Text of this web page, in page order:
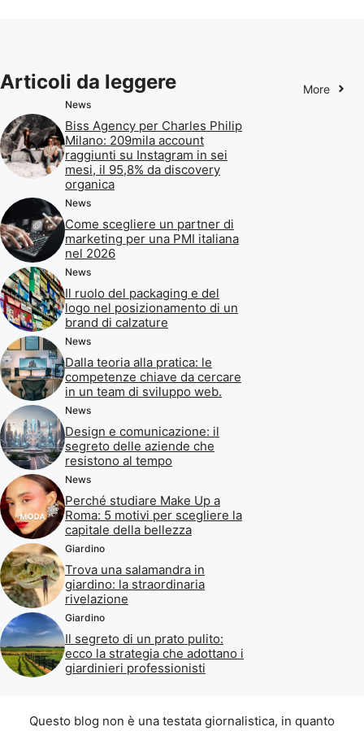
Articoli da leggere More
News
Biss Agency per Charles Philip
Milano: 209mila account
raggiunti su Instagram in sei
mesi, il 95,8% da discovery
organica
News
Come scegliere un partner di
marketing per una PMI italiana
nel 2026
News
Il ruolo del packaging e del
logo nel posizionamento di un
brand di calzature
News
Dalla teoria alla pratica: le
competenze chiave da cercare
in un team di sviluppo web.
News
Design e comunicazione: il
segreto delle aziende che
resistono al tempo
News
Perché studiare Make Up a
Roma: 5 motivi per scegliere la
capitale della bellezza
Giardino
Trova una salamandra in
giardino: la straordinaria
rivelazione
Giardino
Il segreto di un prato pulito:
ecco la strategia che adottano i
giardinieri professionisti
Questo blog non è una testata giornalistica, in quanto